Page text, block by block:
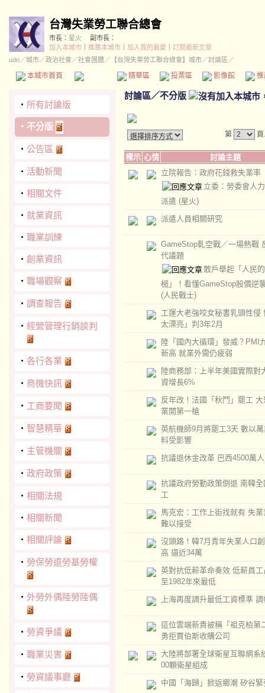
台灣失業勞工聯合總會
市長： 星火
副市長：
加入本城市
推薦本城市 加入我的最愛
訂閱最新文章
udn／城市／政治社會 ／社會團體／ 【台灣失業勞工聯合總會】城市／討論區／
本城市首頁 精華區 投票區 影像館
‧ 所有討論版
‧ 不分版
‧ 公告區
‧ 活動新聞
‧ 相關文件
‧ 就業資訊
‧ 職業訓練
‧ 創業資訊
‧ 職場觀察
‧ 調查報告
‧ 經營管理行銷談判
‧ 各行各業
‧ 商機快訊
‧ 工商要聞
‧ 智慧精華
‧ 主管機關
‧ 政府政策
‧ 相關法規
‧ 相關新聞
‧ 相關評論
‧ 勞保勞退勞基勞權
‧ 外勞外偶陸勞陸偶
‧ 勞資爭議
‧ 職業災害
‧ 勞資議事廳
討論區／不分版
第
標示 心情
討論主題
立院報告：政府花錢救失業率
立委：勞委會人
派遣 (星火)
派遣人員相關研究
GameStop軋空戰／一場熱戰
代議題
散戶舉起「人民
槌」！看懂GameStop股價逆
(人民戰士)
工運大老強咬女秘書乳頭性侵
太漂亮」判3年2月
陸「國內大循環」發威？PMI
新高 就業外需仍疲弱
陸商務部：上半年美國實際對
資增長6%
反年改！法國「秋鬥」罷工
業開第一槍
英航機師9月將罷工3天 數以
料受影響
抗議退休金改革 巴西4500萬
抗議政府勞動政策倒退 南韓全
工
馬克宏：工作上街找就有 失
難以接受
沒頭路！韓7月青年失業人口
高 逼近34萬
英對抗低薪革命奏效 低薪員工
至1982年來最低
上海再度調升最低工資標準
這位雲端新貴被稱「祖克柏第
勇拒賈伯斯收購公司
大陸將部署全球衛星互聯網系
00顆衛星組成
中國「海歸」掀返鄉潮 矽谷